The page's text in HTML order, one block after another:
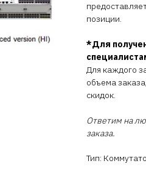
позиции.
*Для
Для каждого
объема
скидок.
Ответим на
заказа.
Тип: